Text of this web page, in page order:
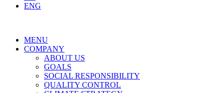
ENG
MENU
COMPANY
ABOUT US
GOALS
SOCIAL RESPONSIBILITY
QUALITY CONTROL